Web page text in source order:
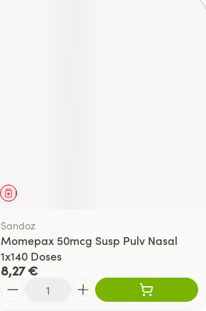
Médicament
Sandoz
Momepax 50mcg Susp Pulv Nasal
1x140 Doses
8,27 €